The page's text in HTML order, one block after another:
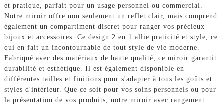
et pratique, parfait pour un usage personnel ou commercial.
Notre miroir offre non seulement un reflet clair, mais comprend
également un compartiment discret pour ranger vos précieux
bijoux et accessoires. Ce design 2 en 1 allie praticité et style, ce
qui en fait un incontournable de tout style de vie moderne.
Fabriqué avec des matériaux de haute qualité, ce miroir garantit
durabilité et esthétique. Il est également disponible en
différentes tailles et finitions pour s'adapter à tous les goûts et
styles d'intérieur. Que ce soit pour vos soins personnels ou pour
la présentation de vos produits, notre miroir avec rangement